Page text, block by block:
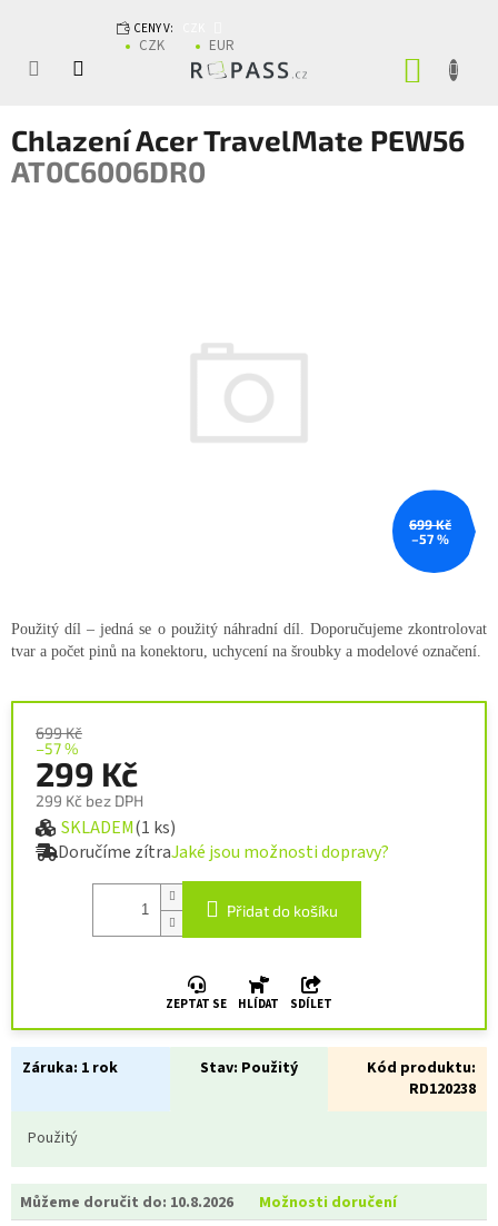
CENY V:
CZK EUR
Chlazení Acer TravelMate PEW56
AT0C6006DR0
699 Kč
–57 %
699 Kč
–57 %
299 Kč
299 Kč bez DPH
Měrná cena:
SKLADEM(1 ks)
Doručíme zítraJaké jsou možnosti dopravy?
Přidat do košíku
ZEPTAT SE HLÍDAT SDÍLET
Záruka: 1 rok Stav: Použitý
Kód produktu:
RD120238
Použitý
Můžeme doručit do: 10.8.2026 Možnosti doručení
Použitý díl – jedná se o použitý náhradní díl. Doporučujeme zkontrolovat
tvar a počet pinů na konektoru, uchycení na šroubky a modelové označení.